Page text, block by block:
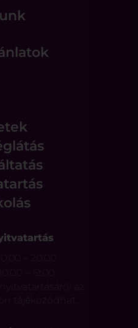
10:00 – 20:00
az
tájékozódhat.